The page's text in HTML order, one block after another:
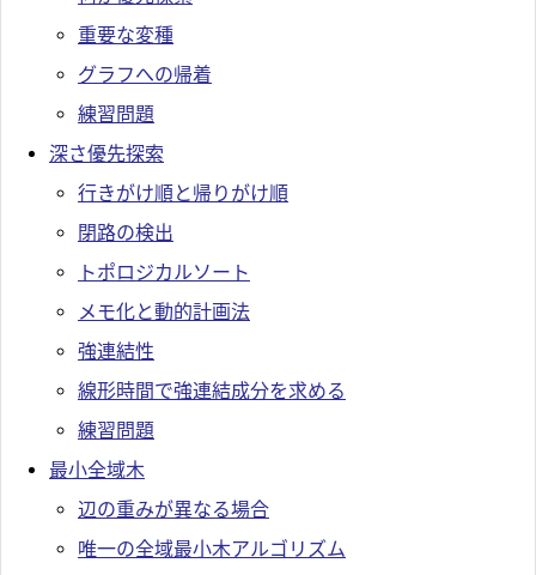
重要な変種
グラフへの帰着
練習問題
深さ優先探索
行きがけ順と帰りがけ順
閉路の検出
トポロジカルソート
メモ化と動的計画法
強連結性
線形時間で強連結成分を求める
練習問題
最小全域木
辺の重みが異なる場合
唯一の全域最小木アルゴリズム